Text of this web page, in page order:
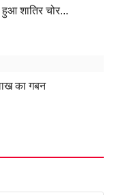
शातिर चोर...
का गबन